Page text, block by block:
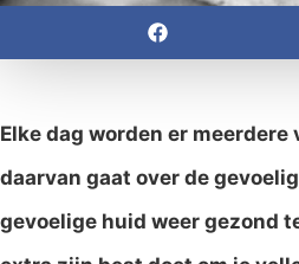
Elke dag worden er
daarvan gaat over de
gevoelige huid weer gezond